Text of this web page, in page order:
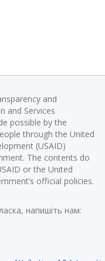
and
and Services
possible by the
through the United
(USAID)
The contents do
or the United
official policies.
напишіть нам: